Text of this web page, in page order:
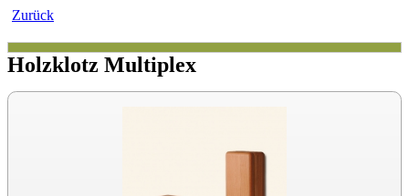
Zurück
Holzklotz Multiplex